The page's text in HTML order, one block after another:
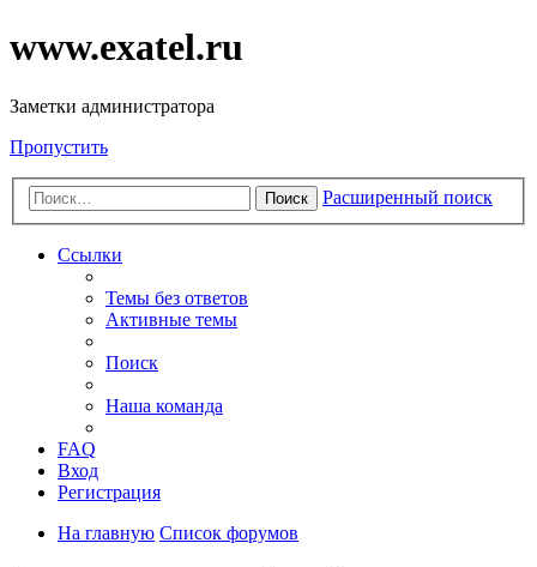
www.exatel.ru
Заметки администратора
Пропустить
Поиск Расширенный поиск
Ссылки
Темы без ответов
Активные темы
Поиск
Наша команда
FAQ
Вход
Регистрация
На главную Список форумов